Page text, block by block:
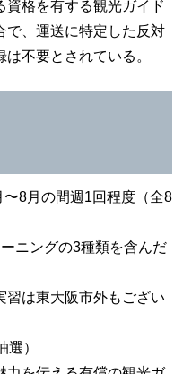
資格を有する観光ガイド
で、運送に特定した反対
不要とされている。
〜8月の間週1回程度（全8
ニングの3種類を含んだ
は東大阪市外もござい
選）